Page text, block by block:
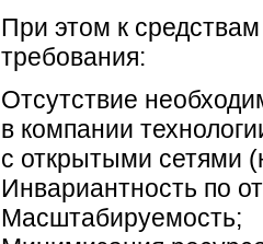
При этом к
требования:
Отсутствие
в компании
с открытыми сетями
Инвариантность по
Масштабируемость;